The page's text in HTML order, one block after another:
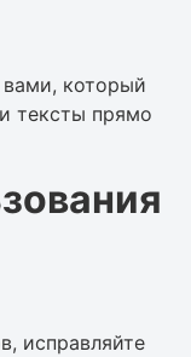
который
тексты прямо
исправляйте